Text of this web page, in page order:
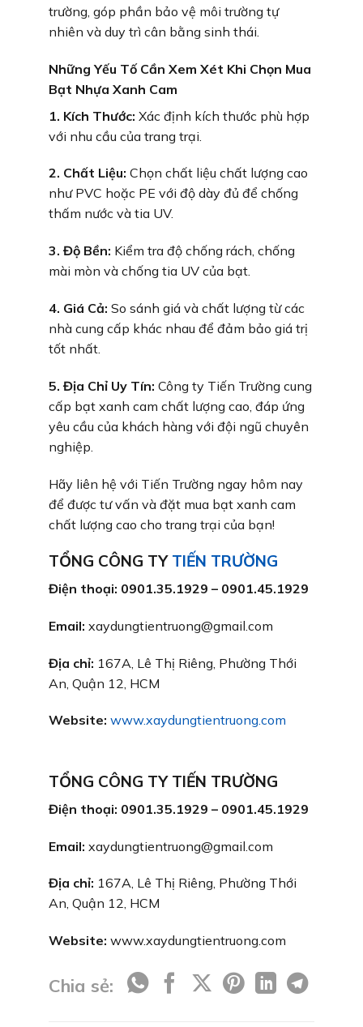
trường, góp phần bảo vệ môi trường tự
nhiên và duy trì cân bằng sinh thái.
Những Yếu Tố Cần Xem Xét Khi Chọn Mua
Bạt Nhựa Xanh Cam
1. Kích Thước: Xác định kích thước phù hợp
với nhu cầu của trang trại.
2. Chất Liệu: Chọn chất liệu chất lượng cao
như PVC hoặc PE với độ dày đủ để chống
thấm nước và tia UV.
3. Độ Bền: Kiểm tra độ chống rách, chống
mài mòn và chống tia UV của bạt.
4. Giá Cả: So sánh giá và chất lượng từ các
nhà cung cấp khác nhau để đảm bảo giá trị
tốt nhất.
5. Địa Chỉ Uy Tín: Công ty Tiến Trường cung
cấp bạt xanh cam chất lượng cao, đáp ứng
yêu cầu của khách hàng với đội ngũ chuyên
nghiệp.
Hãy liên hệ với Tiến Trường ngay hôm nay
để được tư vấn và đặt mua bạt xanh cam
chất lượng cao cho trang trại của bạn!
TỔNG CÔNG TY TIẾN TRƯỜNG
Điện thoại: 0901.35.1929 – 0901.45.1929
Email: xaydungtientruong@gmail.com
Địa chỉ: 167A, Lê Thị Riêng, Phường Thới
An, Quận 12, HCM
Website: www.xaydungtientruong.com
TỔNG CÔNG TY TIẾN TRƯỜNG
Điện thoại: 0901.35.1929 – 0901.45.1929
Email: xaydungtientruong@gmail.com
Địa chỉ: 167A, Lê Thị Riêng, Phường Thới
An, Quận 12, HCM
Website: www.xaydungtientruong.com
Chia sẻ: